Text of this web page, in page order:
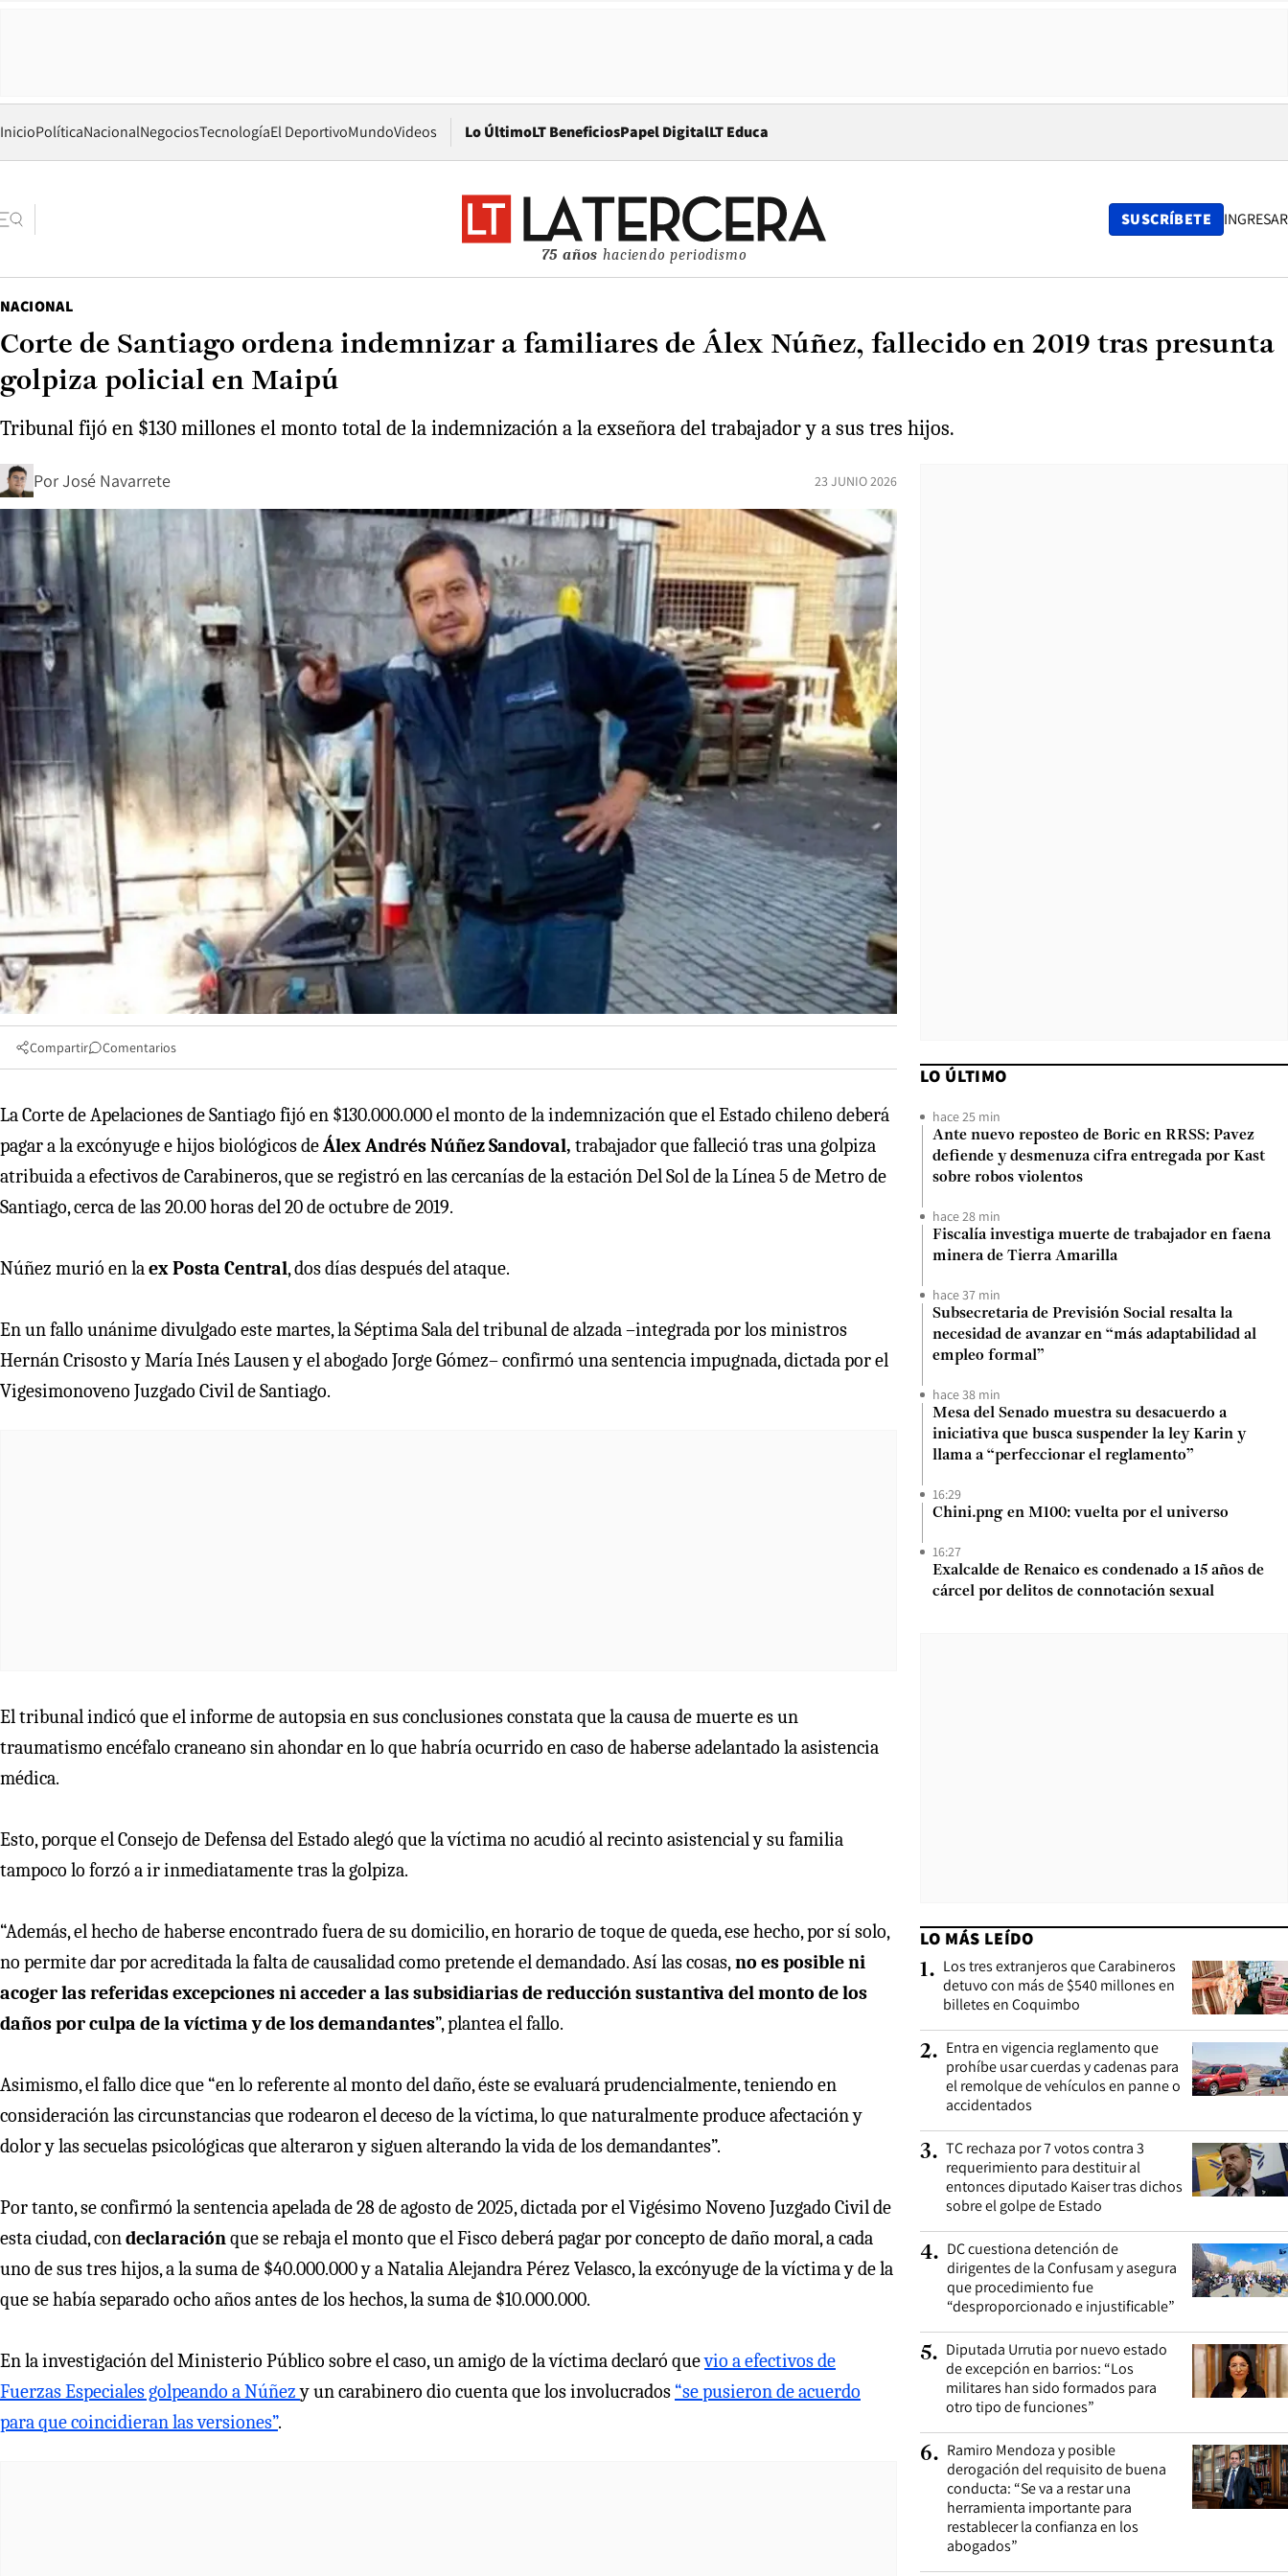
InicioPolíticaNacionalNegociosTecnologíaEl DeportivoMundoVideos Lo ÚltimoLT BeneficiosPapel DigitalOpens in new window
LT Educa
75 años haciendo periodismo
SUSCRÍBETE INGRESAR
NACIONAL
Corte de Santiago ordena indemnizar a familiares de Álex Núñez, fallecido en 2019 tras presunta
golpiza policial en Maipú
Tribunal fijó en $130 millones el monto total de la indemnización a la exseñora del trabajador y a sus tres hijos.
PorJosé Navarrete 23 JUNIO 2026
Compartir Comentarios
La Corte de Apelaciones de Santiago fijó en $130.000.000 el monto de la indemnización que el Estado chileno deberá
pagar a la excónyuge e hijos biológicos deÁlex Andrés Núñez Sandoval, trabajador que falleció tras una golpiza
atribuida a efectivos de Carabineros, que se registró en las cercanías de la estación Del Sol de la Línea 5 de Metro de
Santiago, cerca de las 20.00 horas del 20 de octubre de 2019.
Núñez murió en laex Posta Central, dos días después del ataque.
En un fallo unánime divulgado este martes, la Séptima Sala del tribunal de alzada –integrada por los ministros
Hernán Crisosto y María Inés Lausen y el abogado Jorge Gómez– confirmó una sentencia impugnada, dictada por el
Vigesimonoveno Juzgado Civil de Santiago.
El tribunal indicó que el informe de autopsia en sus conclusiones constata que la causa de muerte es un
traumatismo encéfalo craneano sin ahondar en lo que habría ocurrido en caso de haberse adelantado la asistencia
médica.
Esto, porque el Consejo de Defensa del Estado alegó que la víctima no acudió al recinto asistencial y su familia
tampoco lo forzó a ir inmediatamente tras la golpiza.
“Además, el hecho de haberse encontrado fuera de su domicilio, en horario de toque de queda, ese hecho, por sí solo,
no permite dar por acreditada la falta de causalidad como pretende el demandado. Así las cosas,no es posible ni
acoger las referidas excepciones ni acceder a las subsidiarias de reducción sustantiva del monto de los
daños por culpa de la víctima y de los demandantes”, plantea el fallo.
Asimismo, el fallo dice que “en lo referente al monto del daño, éste se evaluará prudencialmente, teniendo en
consideración las circunstancias que rodearon el deceso de la víctima, lo que naturalmente produce afectación y
dolor y las secuelas psicológicas que alteraron y siguen alterando la vida de los demandantes”.
Por tanto, se confirmó la sentencia apelada de 28 de agosto de 2025, dictada por el Vigésimo Noveno Juzgado Civil de
esta ciudad, condeclaraciónque se rebaja el monto que el Fisco deberá pagar por concepto de daño moral, a cada
uno de sus tres hijos, a la suma de $40.000.000 y a Natalia Alejandra Pérez Velasco, la excónyuge de la víctima y de la
que se había separado ocho años antes de los hechos, la suma de $10.000.000.
En la investigación del Ministerio Público sobre el caso, un amigo de la víctima declaró quevio a efectivos de
Fuerzas Especiales golpeando a Núñezy un carabinero dio cuenta que los involucrados “se pusieron de acuerdo
para que coincidieran las versiones”.
LO ÚLTIMO
hace 25 min
Ante nuevo reposteo de Boric en RRSS: Pavez
defiende y desmenuza cifra entregada por Kast
sobre robos violentos
hace 28 min
Fiscalía investiga muerte de trabajador en faena
minera de Tierra Amarilla
hace 37 min
Subsecretaria de Previsión Social resalta la
necesidad de avanzar en “más adaptabilidad al
empleo formal”
hace 38 min
Mesa del Senado muestra su desacuerdo a
iniciativa que busca suspender la ley Karin y
llama a “perfeccionar el reglamento”
16:29
Chini.png en M100: vuelta por el universo
16:27
Exalcalde de Renaico es condenado a 15 años de
cárcel por delitos de connotación sexual
LO MÁS LEÍDO
1. Los tres extranjeros que Carabineros
detuvo con más de $540 millones en
billetes en Coquimbo
2. Entra en vigencia reglamento que
prohíbe usar cuerdas y cadenas para
el remolque de vehículos en panne o
accidentados
3. TC rechaza por 7 votos contra 3
requerimiento para destituir al
entonces diputado Kaiser tras dichos
sobre el golpe de Estado
4. DC cuestiona detención de
dirigentes de la Confusam y asegura
que procedimiento fue
“desproporcionado e injustificable”
5. Diputada Urrutia por nuevo estado
de excepción en barrios: “Los
militares han sido formados para
otro tipo de funciones”
6. Ramiro Mendoza y posible
derogación del requisito de buena
conducta: “Se va a restar una
herramienta importante para
restablecer la confianza en los
abogados”